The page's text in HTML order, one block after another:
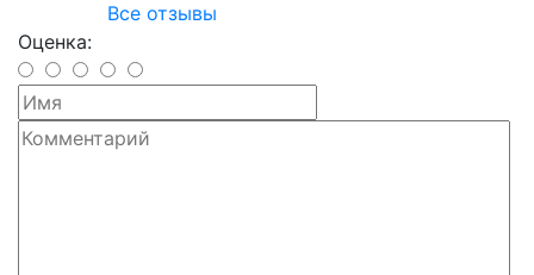
Все отзывы
Оценка: